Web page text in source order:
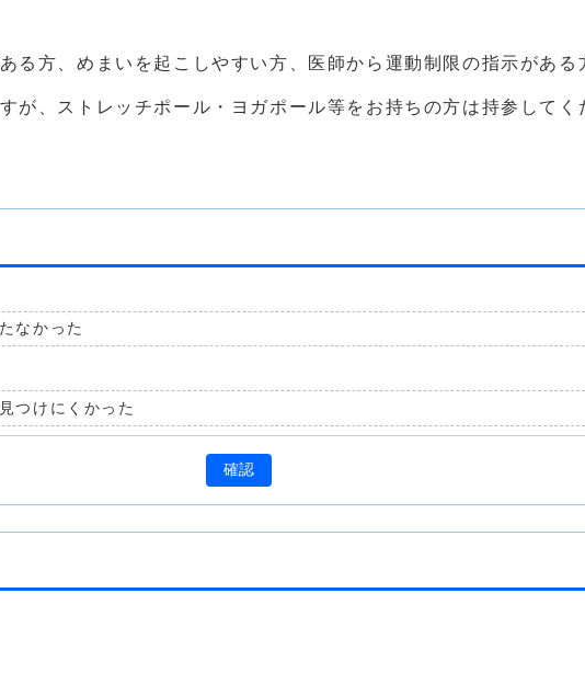
方、めまいを起こしやすい方、医師から運動制限の指示がある
トレッチポール・ヨガポール等をお持ちの方は持参してく
なかった
見つけにくかった
確認